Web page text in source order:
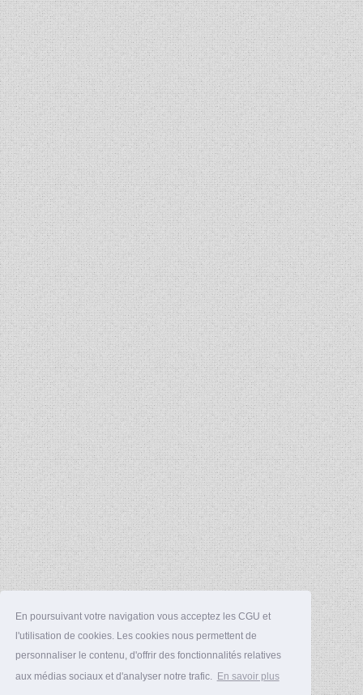
En poursuivant votre navigation vous acceptez les CGU et
l'utilisation de cookies. Les cookies nous permettent de
personnaliser le contenu, d'offrir des fonctionnalités relatives
aux médias sociaux et d'analyser notre trafic. En savoir plus